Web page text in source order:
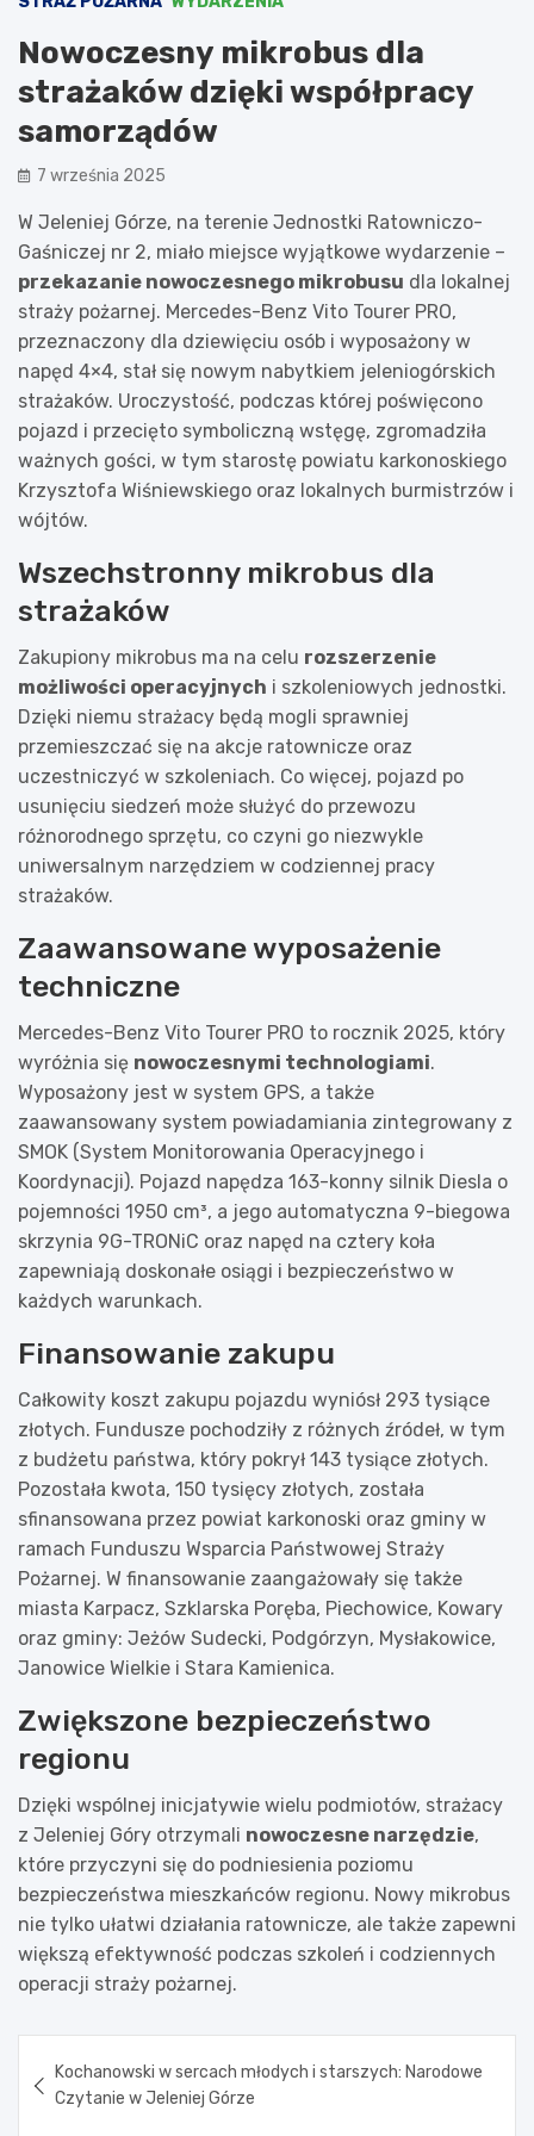
Nowoczesny mikrobus dla
strażaków dzięki współpracy
samorządów
7 września 2025
W Jeleniej Górze, na terenie Jednostki Ratowniczo-
Gaśniczej nr 2, miało miejsce wyjątkowe wydarzenie –
przekazanie nowoczesnego mikrobusu dla lokalnej
straży pożarnej. Mercedes-Benz Vito Tourer PRO,
przeznaczony dla dziewięciu osób i wyposażony w
napęd 4×4, stał się nowym nabytkiem jeleniogórskich
strażaków. Uroczystość, podczas której poświęcono
pojazd i przecięto symboliczną wstęgę, zgromadziła
ważnych gości, w tym starostę powiatu karkonoskiego
Krzysztofa Wiśniewskiego oraz lokalnych burmistrzów i
wójtów.
Wszechstronny mikrobus dla
strażaków
Zakupiony mikrobus ma na celu rozszerzenie
możliwości operacyjnych i szkoleniowych jednostki.
Dzięki niemu strażacy będą mogli sprawniej
przemieszczać się na akcje ratownicze oraz
uczestniczyć w szkoleniach. Co więcej, pojazd po
usunięciu siedzeń może służyć do przewozu
różnorodnego sprzętu, co czyni go niezwykle
uniwersalnym narzędziem w codziennej pracy
strażaków.
Zaawansowane wyposażenie
techniczne
Mercedes-Benz Vito Tourer PRO to rocznik 2025, który
wyróżnia się nowoczesnymi technologiami.
Wyposażony jest w system GPS, a także
zaawansowany system powiadamiania zintegrowany z
SMOK (System Monitorowania Operacyjnego i
Koordynacji). Pojazd napędza 163-konny silnik Diesla o
pojemności 1950 cm³, a jego automatyczna 9-biegowa
skrzynia 9G-TRONiC oraz napęd na cztery koła
zapewniają doskonałe osiągi i bezpieczeństwo w
każdych warunkach.
Finansowanie zakupu
Całkowity koszt zakupu pojazdu wyniósł 293 tysiące
złotych. Fundusze pochodziły z różnych źródeł, w tym
z budżetu państwa, który pokrył 143 tysiące złotych.
Pozostała kwota, 150 tysięcy złotych, została
sfinansowana przez powiat karkonoski oraz gminy w
ramach Funduszu Wsparcia Państwowej Straży
Pożarnej. W finansowanie zaangażowały się także
miasta Karpacz, Szklarska Poręba, Piechowice, Kowary
oraz gminy: Jeżów Sudecki, Podgórzyn, Mysłakowice,
Janowice Wielkie i Stara Kamienica.
Zwiększone bezpieczeństwo
regionu
Dzięki wspólnej inicjatywie wielu podmiotów, strażacy
z Jeleniej Góry otrzymali nowoczesne narzędzie,
które przyczyni się do podniesienia poziomu
bezpieczeństwa mieszkańców regionu. Nowy mikrobus
nie tylko ułatwi działania ratownicze, ale także zapewni
większą efektywność podczas szkoleń i codziennych
operacji straży pożarnej.
wpisu
Kochanowski w sercach młodych i starszych: Narodowe
Czytanie w Jeleniej Górze